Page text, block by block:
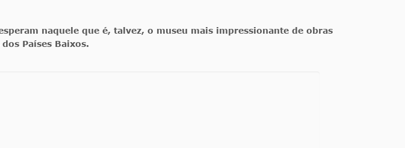
naquele que é, talvez, o museu mais impressionante de obras
Países Baixos.